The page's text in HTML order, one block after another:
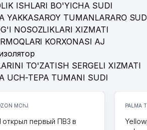
ISHLARI BO'YICHA SUDI
YAKKASAROY TUMANLARARO
NOSOZLIKLARI XIZMATI
KORXONASI AJ
TO'ZATISH SERGELI XIZMATI
UCH-TEPA TUMANI SUDI
MChJ
открыл первый ПВЗ в
PALMA